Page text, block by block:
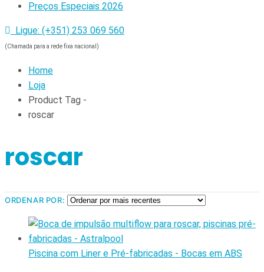
Preços Especiais 2026
Ligue: (+351) 253 069 560
(Chamada para a rede fixa nacional)
Home
Loja
Product Tag -
roscar
roscar
ORDENAR POR:
Piscina com Liner e Pré-fabricadas - Bocas em ABS